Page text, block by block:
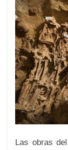
Las obras